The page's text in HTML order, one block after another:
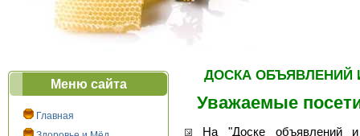
Меню сайта
Главная
ДОСКА ОБЪЯВЛЕНИЙ
Уважаемые
На "Доске объявлений